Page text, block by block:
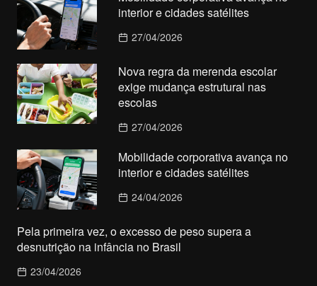
interior e cidades satélites
27/04/2026
Nova regra da merenda escolar
exige mudança estrutural nas
escolas
27/04/2026
Mobilidade corporativa avança no
interior e cidades satélites
24/04/2026
Pela primeira vez, o excesso de peso supera a
desnutrição na infância no Brasil
23/04/2026